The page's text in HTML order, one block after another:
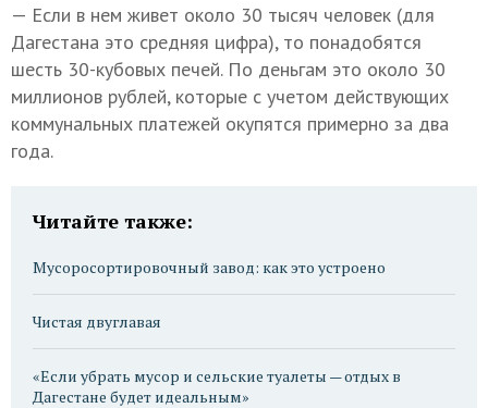
— Если в нем живет около 30 тысяч человек (для
Дагестана это средняя цифра), то понадобятся
шесть 30-кубовых печей. По деньгам это около 30
миллионов рублей, которые с учетом действующих
коммунальных платежей окупятся примерно за два
года.
Читайте также:
Мусоросортировочный завод: как это устроено
Чистая двуглавая
«Если убрать мусор и сельские туалеты — отдых в
Дагестане будет идеальным»